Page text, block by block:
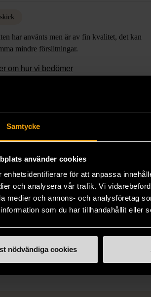
Samtycke
använder cookies
enhetsidentifierare för att anpassa
och analysera vår trafik. Vi
medier och annons- och analysföretag
som du har tillhandahållit eller
nödvändiga cookies
har använts men är av fin kvalitet, det kan
mindre förslitningar.
om hur vi bedömer
enbart som 1 st i lager.
kr.